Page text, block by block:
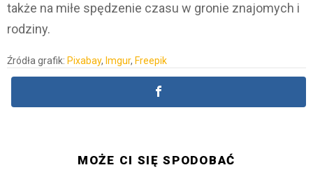
także na miłe spędzenie czasu w gronie znajomych i
rodziny.
Źródła grafik: Pixabay, Imgur, Freepik
MOŻE CI SIĘ SPODOBAĆ